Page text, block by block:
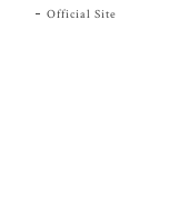
Official Site